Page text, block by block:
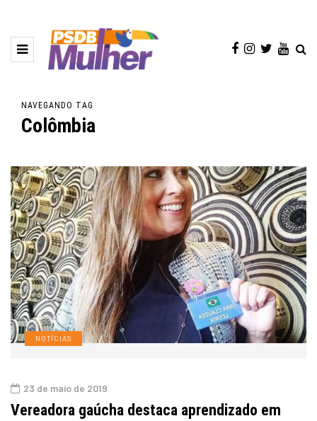
NAVEGANDO TAG
Colômbia
NOTÍCIAS
23 de maio de 2019
Vereadora gaúcha destaca aprendizado em